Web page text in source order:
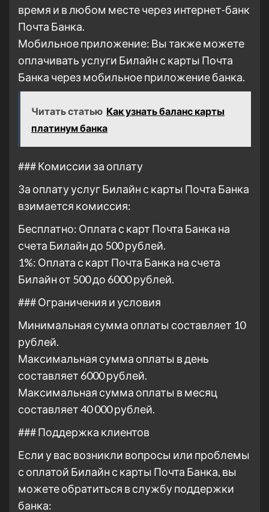
время и в любом месте через интернет-банк
Почта Банка.
Мобильное приложение: Вы также можете
оплачивать услуги Билайн с карты Почта
Банка через мобильное приложение банка.
Читать статью Как узнать баланс карты
платинум банка
### Комиссии за оплату
За оплату услуг Билайн с карты Почта Банка
взимается комиссия:
Бесплатно: Оплата с карт Почта Банка на
счета Билайн до 500 рублей.
1%: Оплата с карт Почта Банка на счета
Билайн от 500 до 6000 рублей.
### Ограничения и условия
Минимальная сумма оплаты составляет 10
рублей.
Максимальная сумма оплаты в день
составляет 6000 рублей.
Максимальная сумма оплаты в месяц
составляет 40 000 рублей.
### Поддержка клиентов
Если у вас возникли вопросы или проблемы
с оплатой Билайн с карты Почта Банка, вы
можете обратиться в службу поддержки
банка: